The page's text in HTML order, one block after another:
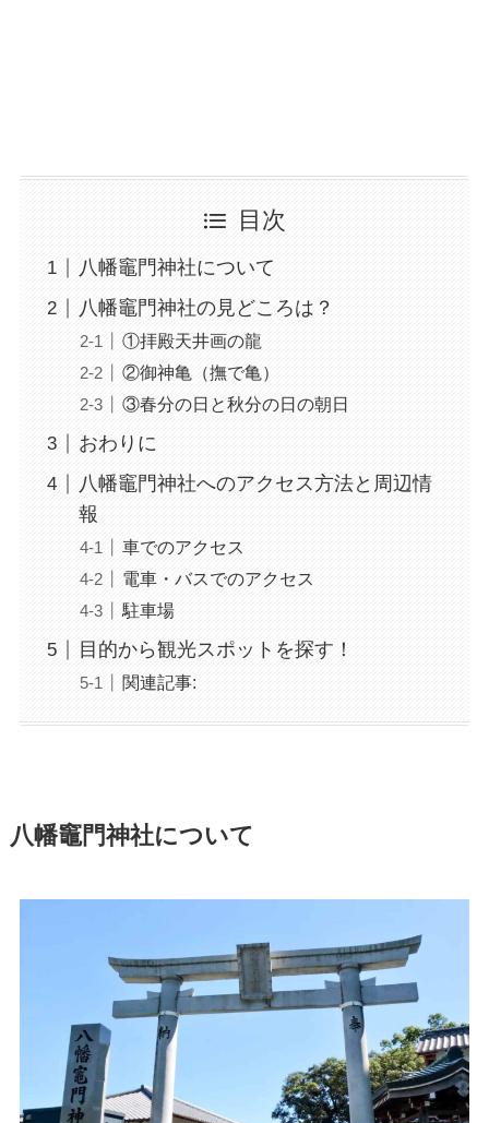
目次
八幡竈門神社について
八幡竈門神社の見どころは？
①拝殿天井画の龍
②御神亀（撫で亀）
③春分の日と秋分の日の朝日
おわりに
八幡竈門神社へのアクセス方法と周辺情
報
車でのアクセス
電車・バスでのアクセス
駐車場
目的から観光スポットを探す！
関連記事:
八幡竈門神社について